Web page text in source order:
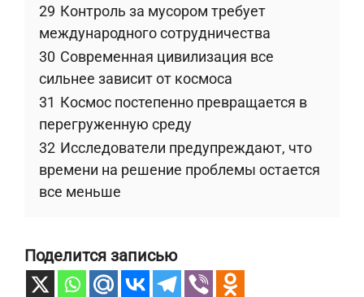
29 Контроль за мусором требует
международного сотрудничества
30 Современная цивилизация все
сильнее зависит от космоса
31 Космос постепенно превращается в
перегруженную среду
32 Исследователи предупреждают, что
времени на решение проблемы остается
все меньше
Поделится записью